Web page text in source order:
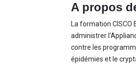
A propos
La formation
administrer
contre les
épidémies et le